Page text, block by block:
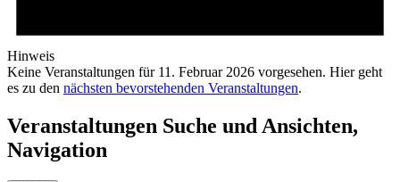
Hinweis
Keine Veranstaltungen für 11. Februar 2026 vorgesehen. Hier geht
es zu den nächsten bevorstehenden Veranstaltungen.
Veranstaltungen Suche und Ansichten,
Navigation